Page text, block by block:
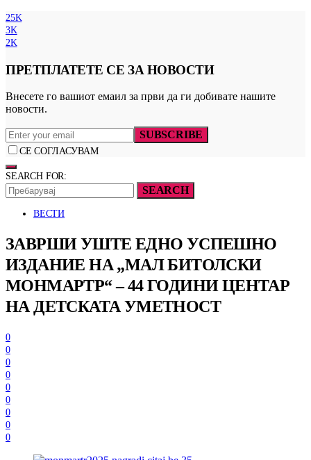
25K
3K
2K
ПРЕТПЛАТЕТЕ СЕ ЗА НОВОСТИ
Внесете го вашиот емаил за први да ги добивате нашите
новости.
SUBSCRIBE
СЕ СОГЛАСУВАМ
SEARCH FOR:
SEARCH
ВЕСТИ
ЗАВРШИ УШТЕ ЕДНО УСПЕШНО
ИЗДАНИЕ НА „МАЛ БИТОЛСКИ
МОНМАРТР“ – 44 ГОДИНИ ЦЕНТАР
НА ДЕТСКАТА УМЕТНОСТ
0
0
0
0
0
0
0
0
0